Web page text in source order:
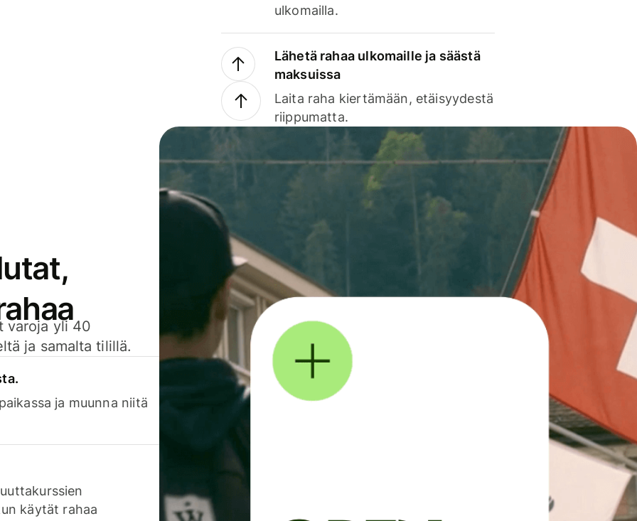
ulkomailla.
Lähetä rahaa ulkomaille ja säästä
maksuissa
Laita raha kiertämään, etäisyydestä
riippumatta.
varoja yli 40
ja samalta tilillä.
ja muunna niitä
käytät rahaa